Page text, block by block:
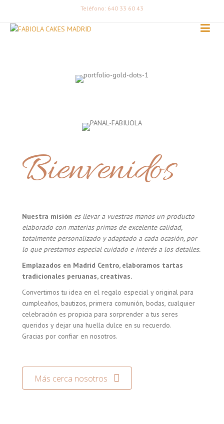
Teléfono: 640 33 60 43
Bienvenidos
Nuestra misión es llevar a vuestras manos un producto
elaborado con materias primas de excelente calidad,
totalmente personalizado y adaptado a cada ocasión, por
lo que prestamos especial cuidado e interés a los detalles.
Emplazados en Madrid Centro, elaboramos tartas
tradicionales peruanas, creativas.
Convertimos tu idea en el regalo especial y original para
cumpleaños, bautizos, primera comunión, bodas, cualquier
celebración es propicia para sorprender a tus seres
queridos y dejar una huella dulce en su recuerdo.
Gracias por confiar en nosotros.
Más cerca nosotros